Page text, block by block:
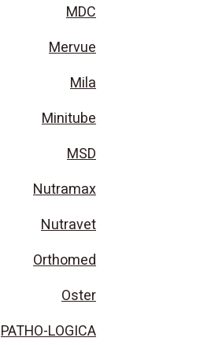
MDC
Mervue
Mila
Minitube
MSD
Nutramax
Nutravet
Orthomed
Oster
PATHO-LOGICA